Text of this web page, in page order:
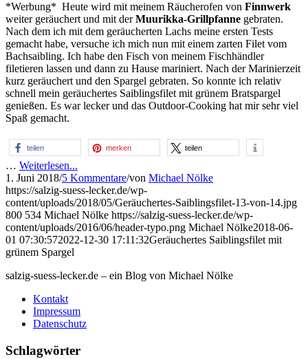
*Werbung* Heute wird mit meinem Räucherofen von Finnwerk
weiter geräuchert und mit derMuurikka-Grillpfanne gebraten.
Nach dem ich mit dem geräucherten Lachs meine ersten Tests
gemacht habe, versuche ich mich nun mit einem zarten Filet vom
Bachsaibling. Ich habe den Fisch von meinem Fischhändler
filetieren lassen und dann zu Hause mariniert. Nach der Marinierzeit
kurz geräuchert und den Spargel gebraten. So konnte ich relativ
schnell mein geräuchertes Saiblingsfilet mit grünem Bratspargel
genießen. Es war lecker und das Outdoor-Cooking hat mir sehr viel
Spaß gemacht.
teilen merken teilen
… Weiterlesen...
1. Juni 2018/5 Kommentare/von Michael Nölke
https://salzig-suess-lecker.de/wp-
content/uploads/2018/05/Geräuchertes-Saiblingsfilet-13-von-14.jpg
800 534 Michael Nölke https://salzig-suess-lecker.de/wp-
content/uploads/2016/06/header-typo.png Michael Nölke2018-06-
01 07:30:572022-12-30 17:11:32Geräuchertes Saiblingsfilet mit
grünem Spargel
salzig-suess-lecker.de – ein Blog von Michael Nölke
Kontakt
Impressum
Datenschutz
Schlagwörter